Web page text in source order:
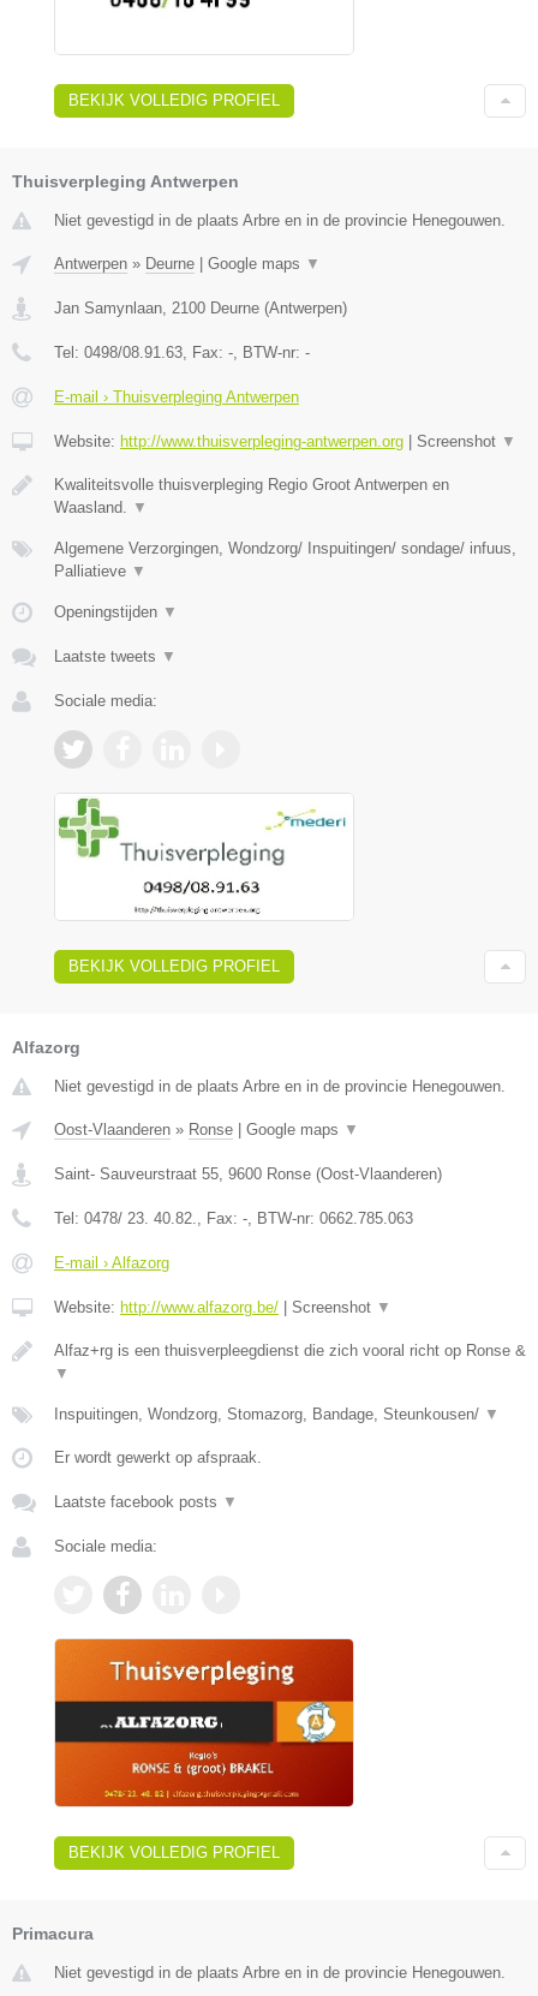
BEKIJK VOLLEDIG PROFIEL
Thuisverpleging Antwerpen
Niet gevestigd in de plaats Arbre en in de provincie Henegouwen.
Antwerpen » Deurne Google maps ▼
Jan Samynlaan 2100 Deurne (Antwerpen)
Tel: 0498/08.91.63 , Fax: - , BTW-nr: -
E-mail › Thuisverpleging Antwerpen
Website: http://www.thuisverpleging-antwerpen.org Screenshot ▼
Kwaliteitsvolle thuisverpleging Regio Groot Antwerpen en
Waasland.
▼
Algemene Verzorgingen, Wondzorg/ Inspuitingen/ sondage/ infuus,
Palliatieve ▼
Openingstijden ▼
Laatste tweets ▼
Sociale media:
BEKIJK VOLLEDIG PROFIEL
Alfazorg
Niet gevestigd in de plaats Arbre en in de provincie Henegouwen.
Oost-Vlaanderen » Ronse Google maps ▼
Saint- Sauveurstraat 55, 9600 Ronse (Oost-Vlaanderen)
Tel: 0478/ 23. 40.82., Fax: -, BTW-nr: 0662.785.063
E-mail › Alfazorg
Website: http://www.alfazorg.be/ Screenshot ▼
Alfaz+rg is een thuisverpleegdienst die zich vooral richt op Ronse &
▼
Inspuitingen, Wondzorg, Stomazorg, Bandage, Steunkousen/ ▼
Er wordt gewerkt op afspraak.
Laatste facebook posts ▼
Sociale media:
BEKIJK VOLLEDIG PROFIEL
Primacura
Niet gevestigd in de plaats Arbre en in de provincie Henegouwen.